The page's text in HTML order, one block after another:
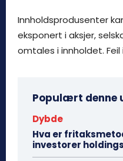
Innholdsprodusenter
eksponert i aksjer,
omtales i innholdet.
Populært denne
Dybde
Hva er
investorer